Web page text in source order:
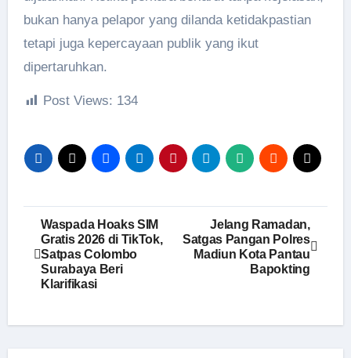
bukan hanya pelapor yang dilanda ketidakpastian
tetapi juga kepercayaan publik yang ikut
dipertaruhkan.
Post Views: 134
Navigasi
pos
Waspada Hoaks SIM
Gratis 2026 di TikTok,
Satpas Colombo
Surabaya Beri
Klarifikasi
Jelang Ramadan,
Satgas Pangan Polres
Madiun Kota Pantau
Bapokting